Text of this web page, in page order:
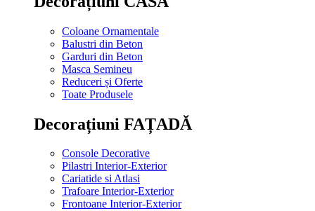
Coloane Ornamentale
Balustri din Beton
Garduri din Beton
Masca Semineu
Reduceri și Oferte
Toate Produsele
Decorațiuni FAȚADĂ
Console Decorative
Pilastri Interior-Exterior
Cariatide si Atlasi
Trafoare Interior-Exterior
Frontoane Interior-Exterior